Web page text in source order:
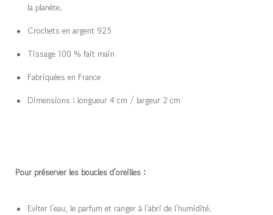
la planète.
Crochets en argent 925
Tissage 100 % fait main
Fabriquées en France
Dimensions : longueur 4 cm / largeur 2 cm
Pour préserver les boucles d’oreilles :
Eviter l’eau, le parfum et ranger à l’abri de l’humidité.